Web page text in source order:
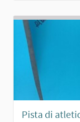
Pista di